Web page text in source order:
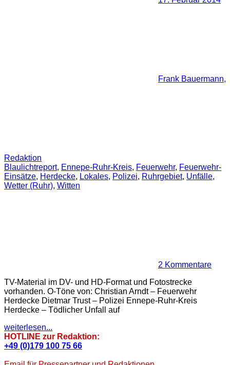
Frank Bauermann,
Redaktion
Blaulichtreport, Ennepe-Ruhr-Kreis, Feuerwehr, Feuerwehr-
Einsätze, Herdecke, Lokales, Polizei, Ruhrgebiet, Unfälle,
Wetter (Ruhr), Witten
2 Kommentare
TV-Material im DV- und HD-Format und Fotostrecke
vorhanden. O-Töne von: Christian Arndt – Feuerwehr
Herdecke Dietmar Trust – Polizei Ennepe-Ruhr-Kreis
Herdecke – Tödlicher Unfall auf
weiterlesen...
HOTLINE zur Redaktion:
+49 (0)179 100 75 66